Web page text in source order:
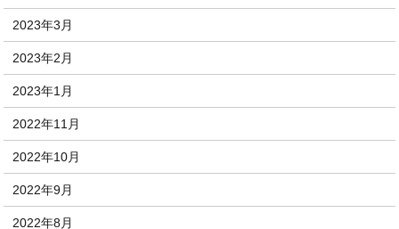
2023年3月
2023年2月
2023年1月
2022年11月
2022年10月
2022年9月
2022年8月